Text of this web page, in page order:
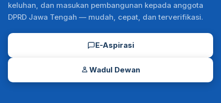
keluhan, dan masukan pembangunan kepada anggota
DPRD Jawa Tengah — mudah, cepat, dan terverifikasi.
E-Aspirasi
Wadul Dewan